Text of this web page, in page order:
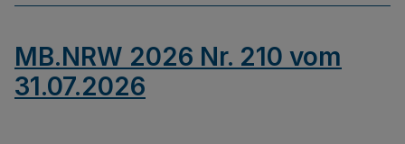
MB.NRW 2026 Nr. 210 vom
31.07.2026